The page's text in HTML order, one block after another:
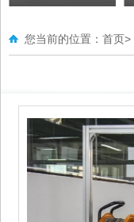
您当前的位置： 首页>